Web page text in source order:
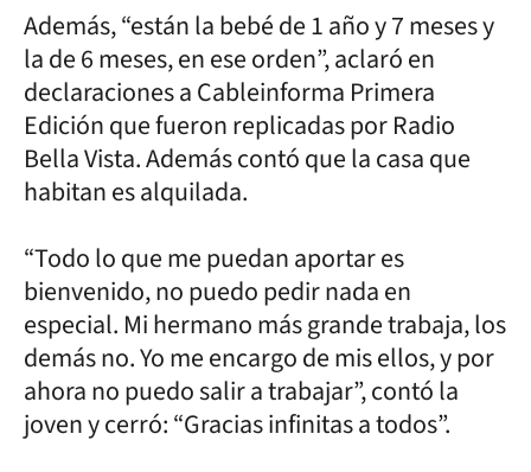
Además, “están la bebé de 1 año y 7 meses y
la de 6 meses, en ese orden”, aclaró en
declaraciones a Cableinforma Primera
Edición que fueron replicadas por Radio
Bella Vista. Además contó que la casa que
habitan es alquilada.
“Todo lo que me puedan aportar es
bienvenido, no puedo pedir nada en
especial. Mi hermano más grande trabaja, los
demás no. Yo me encargo de mis ellos, y por
ahora no puedo salir a trabajar”, contó la
joven y cerró: “Gracias infinitas a todos”.